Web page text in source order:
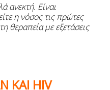
ανεκτή. Είναι
η νόσος τις πρώτες
θεραπεία με εξετάσεις
ΚΑΙ HIV